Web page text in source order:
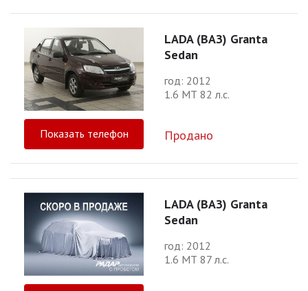
LADA (ВАЗ) Granta
Sedan
год: 2012
1.6 МТ 82 л.с.
Показать телефон Продано
LADA (ВАЗ) Granta
Sedan
год: 2012
1.6 МТ 87 л.с.